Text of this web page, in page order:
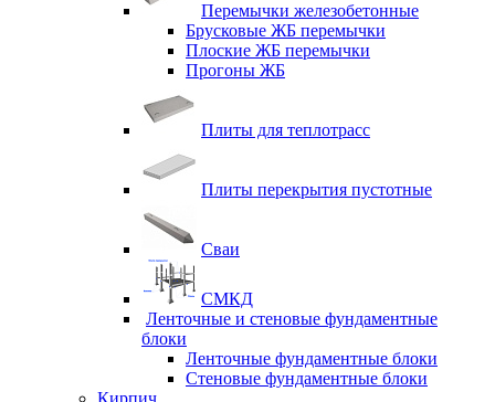
Перемычки железобетонные
Брусковые ЖБ перемычки
Плоские ЖБ перемычки
Прогоны ЖБ
Плиты для теплотрасс
Плиты перекрытия пустотные
Сваи
СМКД
Ленточные и стеновые фундаментные
блоки
Ленточные фундаментные блоки
Стеновые фундаментные блоки
Кирпич